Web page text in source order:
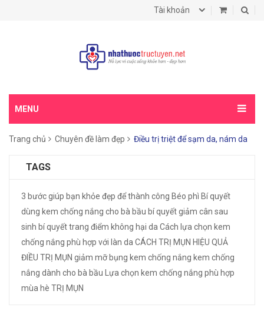
Tài khoản
MENU
Trang chủ Chuyên đề làm đẹp Điều trị triệt để sạm da, nám da
TAGS
3 bước giúp bạn khỏe đẹp để thành công Béo phì Bí quyết
dùng kem chống nắng cho bà bầu bí quyết giảm cân sau
sinh bí quyết trang điểm không hại da Cách lựa chọn kem
chống nắng phù hợp với làn da CÁCH TRỊ MỤN HIỆU QUẢ
ĐIỀU TRỊ MỤN giảm mỡ bụng kem chống nắng kem chống
nắng dành cho bà bầu
Lựa chọn kem chống nắng phù hợp
mùa hè TRỊ MỤN